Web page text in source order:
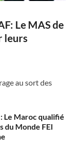
Le MAS de
leurs
au sort des
Le Maroc qualifié
du Monde FEI